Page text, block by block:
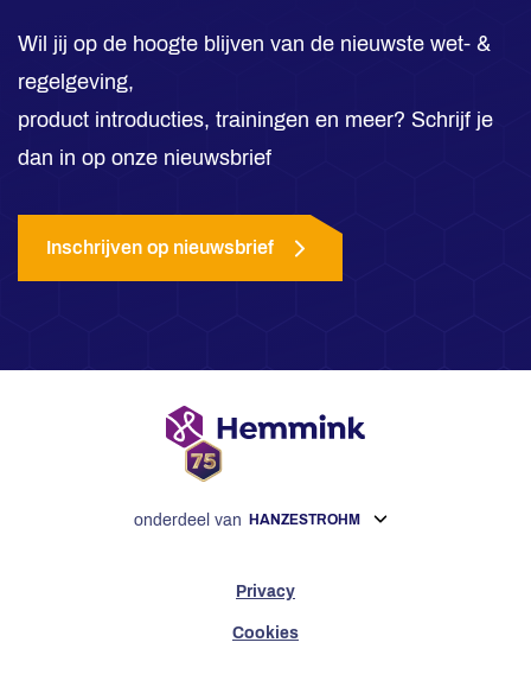
Wil jij op de hoogte blijven van de nieuwste wet- &
regelgeving,
product introducties, trainingen en meer? Schrijf je
dan in op onze nieuwsbrief
Inschrijven op nieuwsbrief
onderdeel van HANZESTROHM
Privacy
Cookies